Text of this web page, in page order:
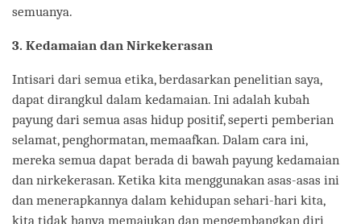
semuanya.
3. Kedamaian dan Nirkekerasan
Intisari dari semua etika, berdasarkan penelitian saya,
dapat dirangkul dalam kedamaian. Ini adalah kubah
payung dari semua asas hidup positif, seperti pemberian
selamat, penghormatan, memaafkan. Dalam cara ini,
mereka semua dapat berada di bawah payung kedamaian
dan nirkekerasan. Ketika kita menggunakan asas-asas ini
dan menerapkannya dalam kehidupan sehari-hari kita,
kita tidak hanya memajukan dan mengembangkan diri